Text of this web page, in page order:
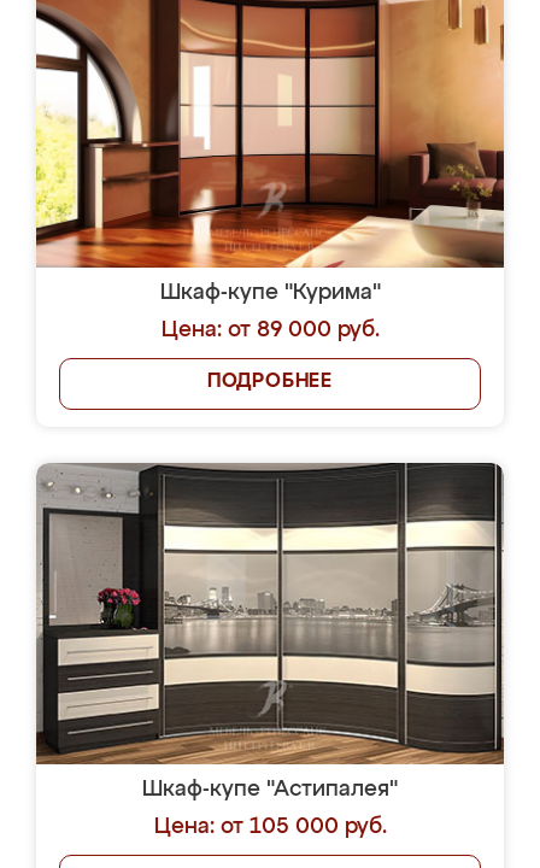
Шкаф-купе "Курима"
Цена: от 89 000 руб.
ПОДРОБНЕЕ
Шкаф-купе "Астипалея"
Цена: от 105 000 руб.